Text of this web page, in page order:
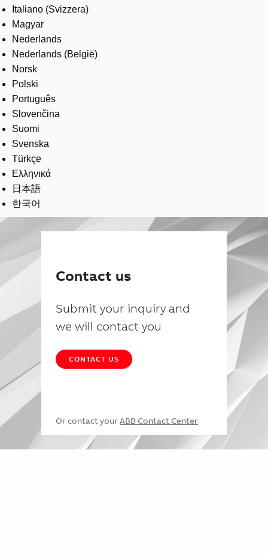
Italiano (Svizzera)
Magyar
Nederlands
Nederlands (België)
Norsk
Polski
Português
Slovenčina
Suomi
Svenska
Türkçe
Ελληνικά
日本語
한국어
Contact us
Submit your inquiry and
we will contact you
CONTACT US
Or contact your ABB Contact Center